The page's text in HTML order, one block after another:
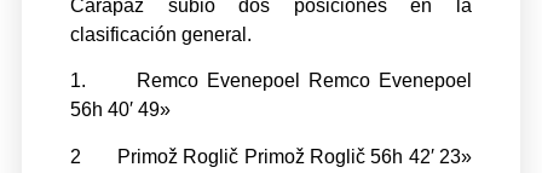
Carapaz subió dos posiciones en la
clasificación general.
1. Remco Evenepoel Remco Evenepoel
56h 40′ 49»
2 Primož Roglič Primož Roglič 56h 42′ 23»